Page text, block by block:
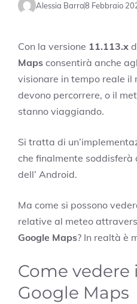
Alessia Barra8 Febbraio
Con la versione 11.113.x
Maps consentirà anche
visionare in tempo reale
devono percorrere, o il
stanno viaggiando.
Si tratta di
che finalmente
dell’ Android.
Ma come si possono
relative al meteo
Google Maps? In realtà è
Come vedere
Google Maps